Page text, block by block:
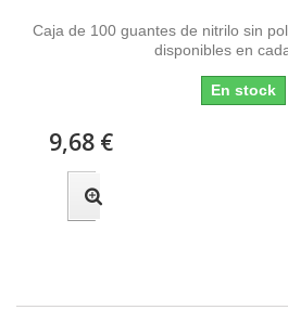
Caja de 100 guantes de nitrilo sin
disponibles en
En stock
9,68 €